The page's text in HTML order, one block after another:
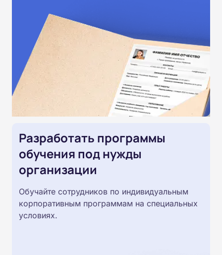
Разработать программы
обучения под нужды
организации
Обучайте сотрудников по индивидуальным
корпоративным программам на специальных
условиях.